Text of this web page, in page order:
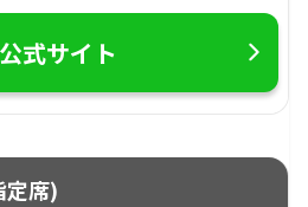
式サイト
定席)